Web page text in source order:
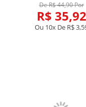
De R$ 44,90 Por
R$ 35,92
Ou 10x De R$